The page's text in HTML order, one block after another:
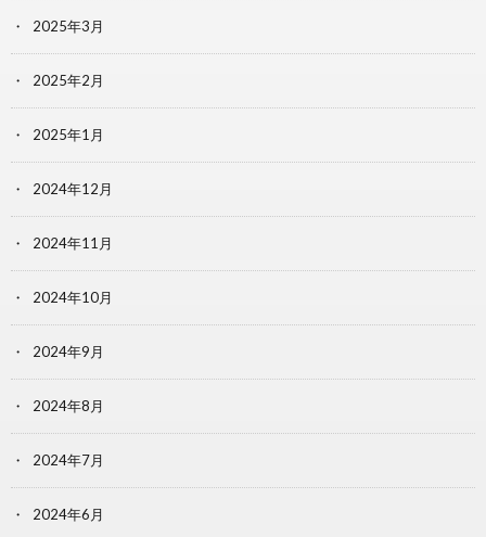
2025年3月
2025年2月
2025年1月
2024年12月
2024年11月
2024年10月
2024年9月
2024年8月
2024年7月
2024年6月